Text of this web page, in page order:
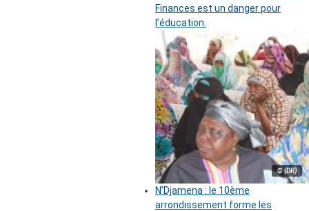
Finances est un danger pour
l’éducation.
© (DR)
N’Djamena : le 10ème
arrondissement forme les